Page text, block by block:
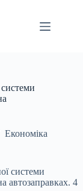
Економіка